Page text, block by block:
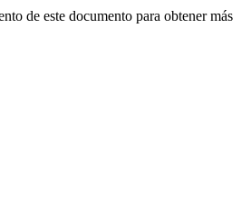
de este documento para obtener más